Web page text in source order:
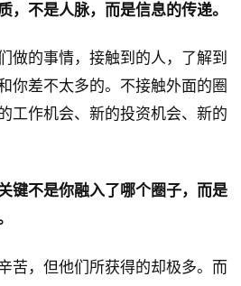
，不是人脉，而是信息的传递。
做的事情，接触到的人，了解到
你差不太多的。不接触外面的圈
工作机会、新的投资机会、新的
键不是你融入了哪个圈子，而是
苦，但他们所获得的却极多。而